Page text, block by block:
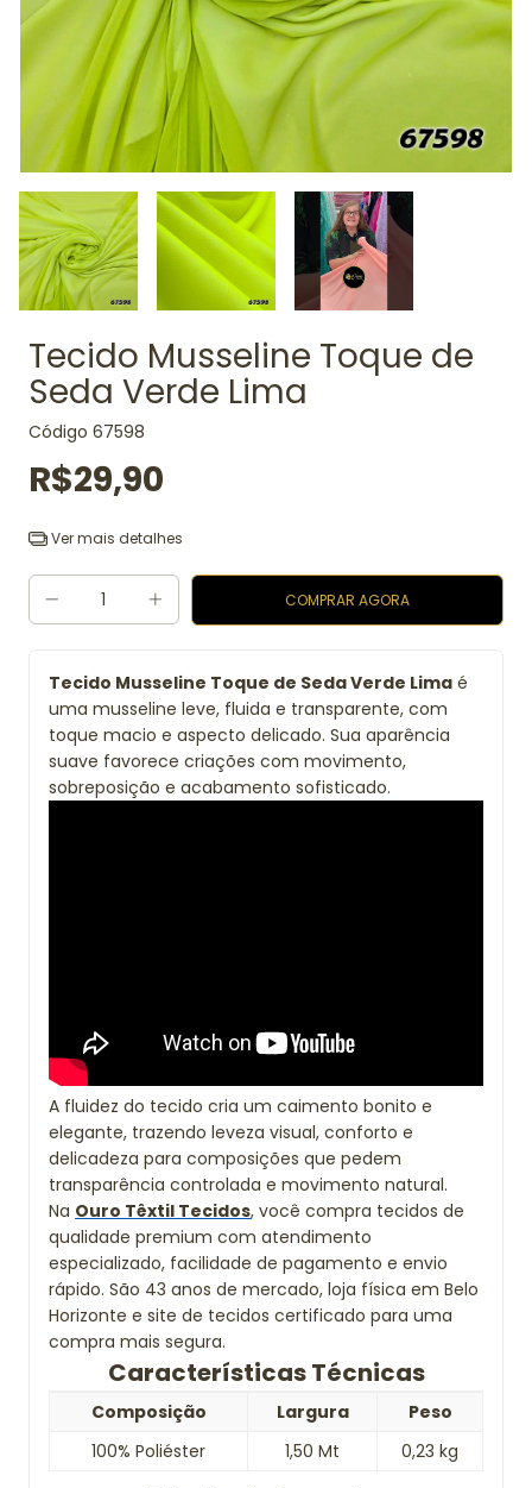
Tecido Musseline Toque de
Seda Verde Lima
Código 67598
R$29,90
Ver mais detalhes
Tecido Musseline Toque de Seda Verde Lima é
uma musseline leve, fluida e transparente, com
toque macio e aspecto delicado. Sua aparência
suave favorece criações com movimento,
sobreposição e acabamento sofisticado.
A fluidez do tecido cria um caimento bonito e
elegante, trazendo leveza visual, conforto e
delicadeza para composições que pedem
transparência controlada e movimento natural.
Na Ouro Têxtil Tecidos, você compra tecidos de
qualidade premium com atendimento
especializado, facilidade de pagamento e envio
rápido. São 43 anos de mercado, loja física em Belo
Horizonte e site de tecidos certificado para uma
compra mais segura.
Características Técnicas
Composição Largura
Peso
100% Poliéster
1,50 Mt 0,23 kg